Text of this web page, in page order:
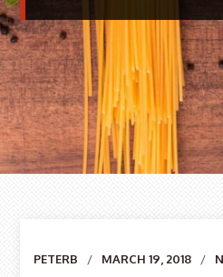
Author
PETERB MARCH 19, 2018